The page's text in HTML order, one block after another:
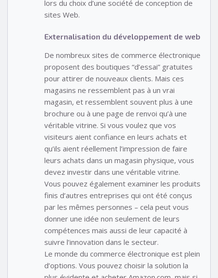
lors du choix d’une société de conception de
sites Web.
Externalisation du développement de web
De nombreux sites de commerce électronique
proposent des boutiques “d’essai” gratuites
pour attirer de nouveaux clients. Mais ces
magasins ne ressemblent pas à un vrai
magasin, et ressemblent souvent plus à une
brochure ou à une page de renvoi qu’à une
véritable vitrine. Si vous voulez que vos
visiteurs aient confiance en leurs achats et
qu’ils aient réellement l’impression de faire
leurs achats dans un magasin physique, vous
devez investir dans une véritable vitrine.
Vous pouvez également examiner les produits
finis d’autres entreprises qui ont été conçus
par les mêmes personnes – cela peut vous
donner une idée non seulement de leurs
compétences mais aussi de leur capacité à
suivre l’innovation dans le secteur.
Le monde du commerce électronique est plein
d’options. Vous pouvez choisir la solution la